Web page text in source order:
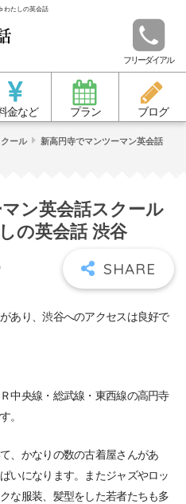
わたしの英会話
フリーダイアル
金など プラン ブログ
ール
新高円寺でマンツーマン英会話
ン英会話スクール
の英会話 渋谷
あり、渋谷へのアクセスは良好で
中央線・総武線・東西線の高円寺
。
、かなりの数の古着屋さんがあ
いになります。またジャズやロッ
な服装、髪型をした若者たちも多